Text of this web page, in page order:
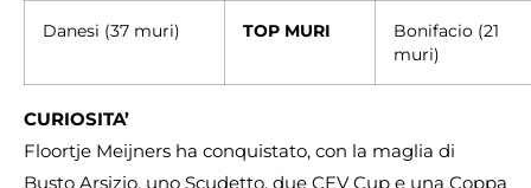
Danesi (37 muri) TOP MURI
Bonifacio (21
muri)
CURIOSITA’
Floortje Meijners ha conquistato, con la maglia di
Busto Arsizio, uno Scudetto, due CEV Cup e una Coppa